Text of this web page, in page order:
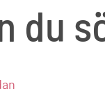
du